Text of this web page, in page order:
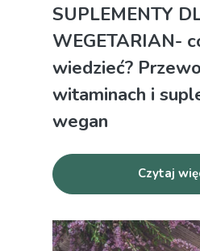
SUPLEMENTY
WEGETARIAN-
wiedzieć?
witaminach i
wegan
Czytaj